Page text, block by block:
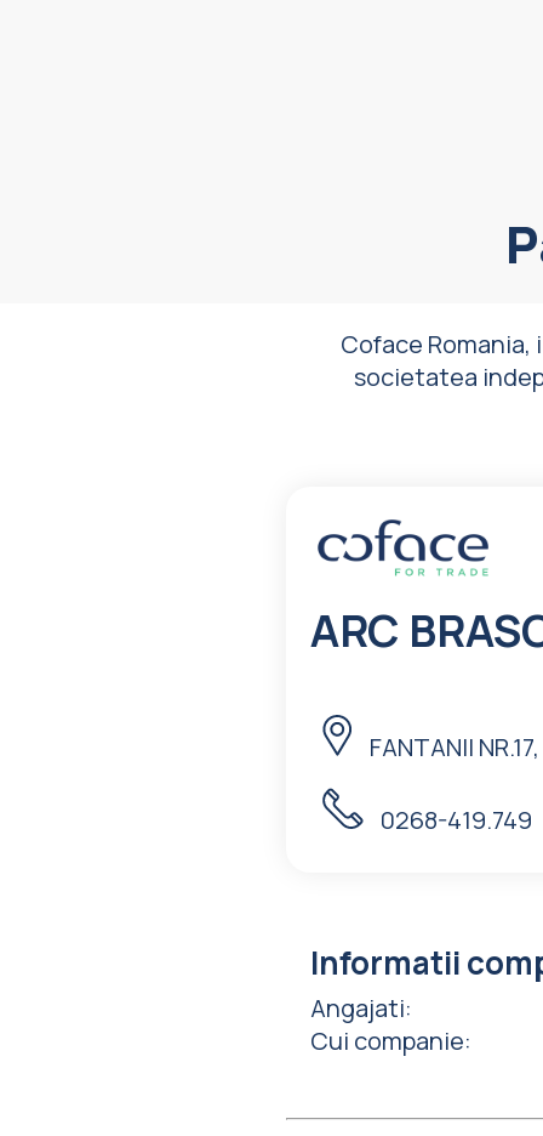
Coface
societatea
ARC
FANTANII
0268-419.749
Informatii
Angajati:
Cui companie: